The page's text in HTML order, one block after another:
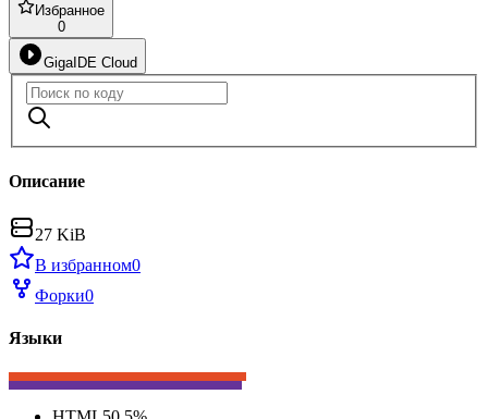
Избранное
0
GigaIDE Cloud
Описание
27 KiB
В избранном0
Форки0
Языки